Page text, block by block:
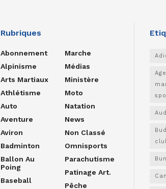
Rubriques
Abonnement
Alpinisme
Arts Martiaux
Athlétisme
Auto
Aventure
Aviron
Badminton
Ballon Au
Poing
Baseball
Marche
Médias
Ministère
Moto
Natation
News
Non Classé
Omnisports
Parachutisme
Patinage Art.
Pêche